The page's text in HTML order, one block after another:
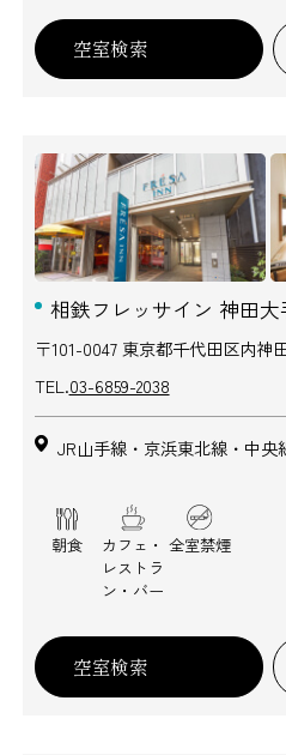
空室検索
相鉄フレッサイン 神田大
〒101-0047 東京都千代田区内神
TEL.03-6859-2038
JR山手線・京浜東北線・中
朝食
カフェ・
レストラ
ン・バー
全室禁煙
空室検索